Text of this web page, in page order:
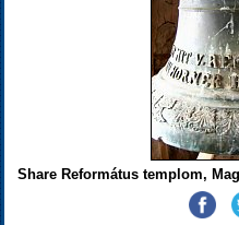
Share Református templom,